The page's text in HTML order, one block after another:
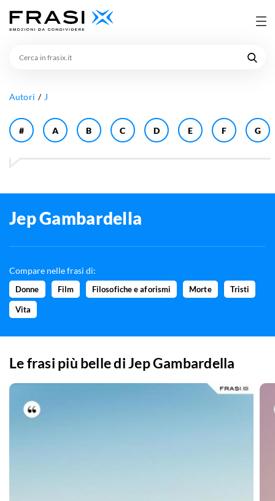
Autori J
# A B C D E F G
Jep Gambardella
Compare nelle frasi di:
Donne Film Filosofiche e aforismi Morte Tristi
Vita
Le frasi più belle diJep Gambardella